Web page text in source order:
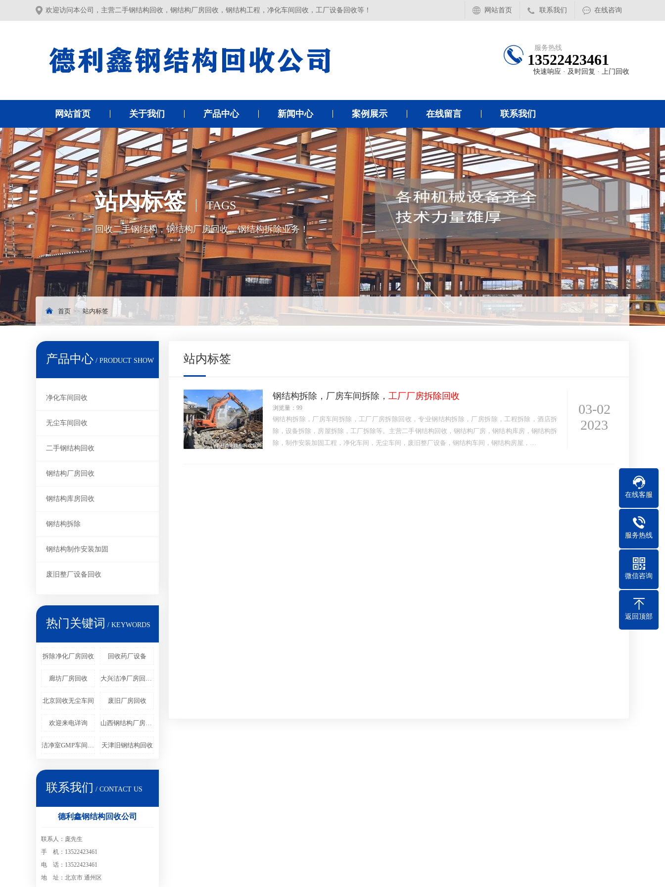
欢迎访问本公司，主营二手钢结构回收，钢结构厂房回收，钢结构工程，净化车间回收，工厂设备回收等！ 网站首页 联系我们 在线咨询
服务热线
13522423461
快速响应 · 及时回复 · 上门回收
网站首页 关于我们 产品中心 新闻中心 案例展示 在线留言 联系我们
站内标签 TAGS
回收二手钢结构，钢结构厂房回收，钢结构拆除业务！
首页 站内标签
产品中心 / PRODUCT SHOW
净化车间回收
无尘车间回收
二手钢结构回收
钢结构厂房回收
钢结构库房回收
钢结构拆除
钢结构制作安装加固
废旧整厂设备回收
热门关键词 / KEYWORDS
拆除净化厂房回收 回收药厂设备
廊坊厂房回收 大兴洁净厂房回收拆除
北京回收无尘车间 废旧厂房回收
欢迎来电详询 山西钢结构厂房回收
洁净室GMP车间回收 天津旧钢结构回收
联系我们 / CONTACT US
德利鑫钢结构回收公司
联系人：庞先生
手 机：13522423461
电 话：13522423461
地 址：北京市 通州区
站内标签
钢结构拆除，厂房车间拆除， 工厂厂房拆除回收
浏览量：99
钢结构拆除，厂房车间拆除，工厂厂房拆除回收，专业钢结构拆除，厂房拆除，工程拆除，酒店拆
除，设备拆除，房屋拆除，工厂拆除等。主营二手钢结构回收，钢结构厂房，钢结构库房，钢结构拆
除，制作安装加固工程，净化车间，无尘车间，废旧整厂设备，钢结构车间，钢结构房屋，…
03-02
2023
在线客服
服务热线
微信咨询
返回顶部